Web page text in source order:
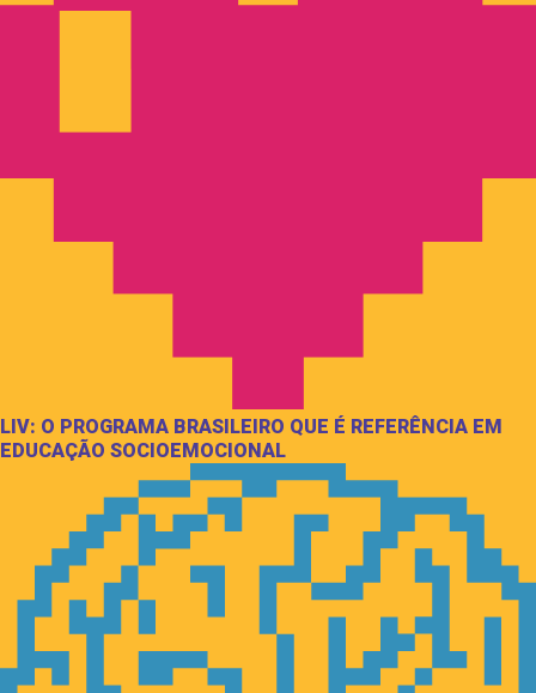
LIV: O PROGRAMA BRASILEIRO QUE É REFERÊNCIA EM
EDUCAÇÃO SOCIOEMOCIONAL